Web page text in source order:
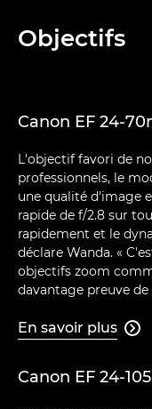
Objectifs
Canon EF 24-
L'objectif favori de
professionnels, le
une qualité d'image
rapide de f/2.8 sur
rapidement et le
déclare Wanda. «
objectifs zoom
davantage preuve de
En savoir plus 
Canon EF 24-